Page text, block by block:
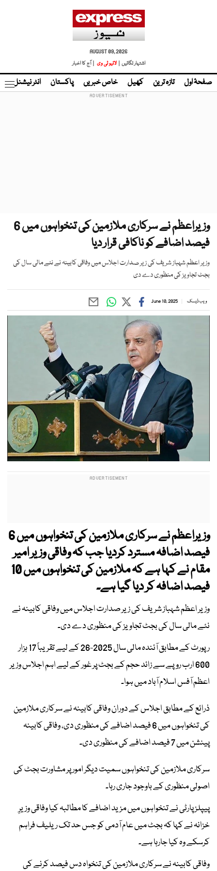
AUGUST 09, 2026
اشتہار لگائیں |
لائیو ٹی وی | آج کا اخبار
صفحۂ اول تازہ ترین کھیل خاص خبریں پاکستان انٹر نیشنل
وزیراعظم نے سرکاری ملازمین کی تنخواہوں میں 6
فیصد اضافے کو ناکافی قرار دیا
وزیر اعظم شہباز شریف کی زیر صدارت اجلاس میں وفاقی کابینہ نے نئے مالی سال کی
بجٹ تجاویز کی منظوری دے دی
ویب ڈیسک June 10, 2025
وزیراعظم نے سرکاری ملازمین کی تنخواہوں میں 6
فیصد اضافہ مسترد کردیا جب کہ وفاقی وزیر امیر
مقام نے کہا ہے کہ ملازمین کی تنخواہوں میں 10
فیصد اضافہ کر دیا گیا ہے۔
وزیر اعظم شہباز شریف کی زیر صدارت اجلاس میں وفاقی کابینہ نے
نئے مالی سال کی بجٹ تجاویز کی منظوری دے دی۔
رپورٹ کے مطابق آئندہ مالی سال 2025-26 کے لیے تقریباً 17 ہزار
600 ارب روپے سے زائد حجم کے بجٹ پر غور کے لیے اہم اجلاس وزیر
اعظم آفس اسلام آباد میں ہوا۔
ذرائع کے مطابق اجلاس کے دوران وفاقی کابینہ نے سرکاری ملازمین
کی تنخواہوں میں 6 فیصد اضافے کی منظوری دی، وفاقی کابینہ
پینشن میں 7 فیصد اضافے کی منظوری دی۔
سرکاری ملازمین کی تنخواہوں سمیت دیگر امور پر مشاورت بجٹ کی
اصولی منظوری کے باوجود جاری رہا۔
پیپلز پارٹی نے تنخواہوں میں مزید اضافے کا مطالبہ کیا وفاقی وزیرِ
خزانہ نے کہا کہ بجٹ میں عام آدمی کو جس حد تک ریلیف فراہم
کرسکے وہ کیا جارہا ہے۔
وفاقی کابینہ نے سرکاری ملازمین کی تنخواہ دس فیصد کرنے کی